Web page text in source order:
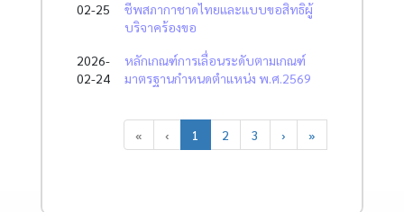
02-25
ชีพสภากาชาดไทยและแบบขอสิทธิผู้
บริจาคร้องขอ
2026-
02-24
หลักเกณฑ์การเลื่อนระดับตามเกณฑ์
มาตรฐานกำหนดตำแหน่ง พ.ศ.2569
« ‹ 1 2 3 › »